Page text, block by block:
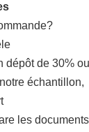
dépôt de 30%
échantillon,
les